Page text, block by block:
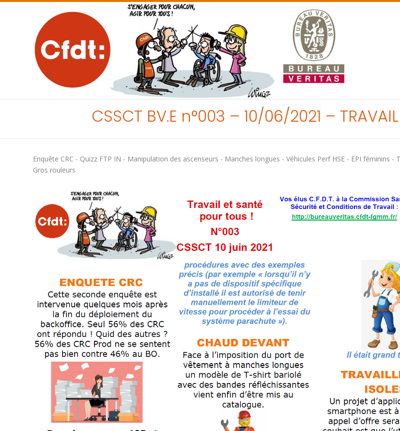
CSSCT BV.E n°003 – 10/06/2021 – TRAVAIL
Enquête CRC - Quizz FTP IN - Manipulation des ascenseurs - Manches longues - Véhicules Perf HSE - EPI féminins -
Gros rouleurs